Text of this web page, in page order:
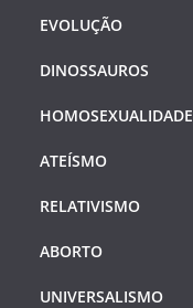
EVOLUÇÃO
DINOSSAUROS
HOMOSEXUALIDADE
ATEÍSMO
RELATIVISMO
ABORTO
UNIVERSALISMO